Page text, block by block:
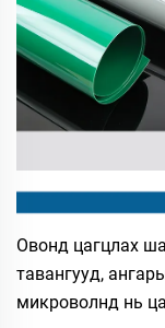
Овонд цагцлах
тавангууд,
микроволнд нь